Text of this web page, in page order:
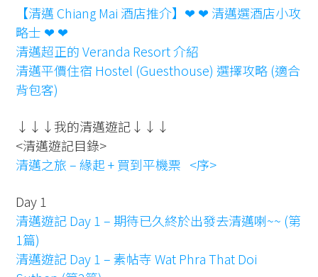
【清邁 Chiang Mai 酒店推介】❤ ❤ 清邁選酒店小攻
略士 ❤ ❤
清邁超正的 Veranda Resort 介紹
清邁平價住宿 Hostel (Guesthouse) 選擇攻略 (適合
背包客)
↓↓↓我的清邁遊記↓↓↓
<清邁遊記目錄>
清邁之旅 – 緣起 + 買到平機票 <序>
Day 1
清邁遊記 Day 1 – 期待已久終於出發去清邁喇~~ (第
1篇)
清邁遊記 Day 1 – 素帖寺 Wat Phra That Doi